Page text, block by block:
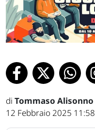
di Tommaso Alisonno
12 Febbraio 2025 11:58